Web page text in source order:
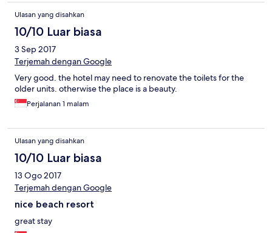
last nights dinner left overs ? ,bit of fruit and other bits out but
covered in Flies. It was free , but stuck to toast and tea. Overall
would give a 4 star for the scenery, the chalet and pool- as for
how cheap A night was it was well worth it
Ulasan yang disahkan
10/10 Luar biasa
3 Sep 2017
Terjemah dengan Google
Very good. the hotel may need to renovate the toilets for the
older units. otherwise the place is a beauty.
Perjalanan 1 malam
Ulasan yang disahkan
10/10 Luar biasa
13 Ogo 2017
Terjemah dengan Google
nice beach resort
great stay